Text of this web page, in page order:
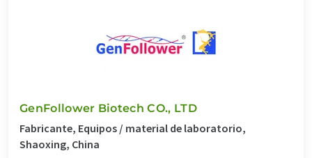
GenFollower Biotech CO., LTD
Fabricante, Equipos / material de laboratorio,
Shaoxing, China